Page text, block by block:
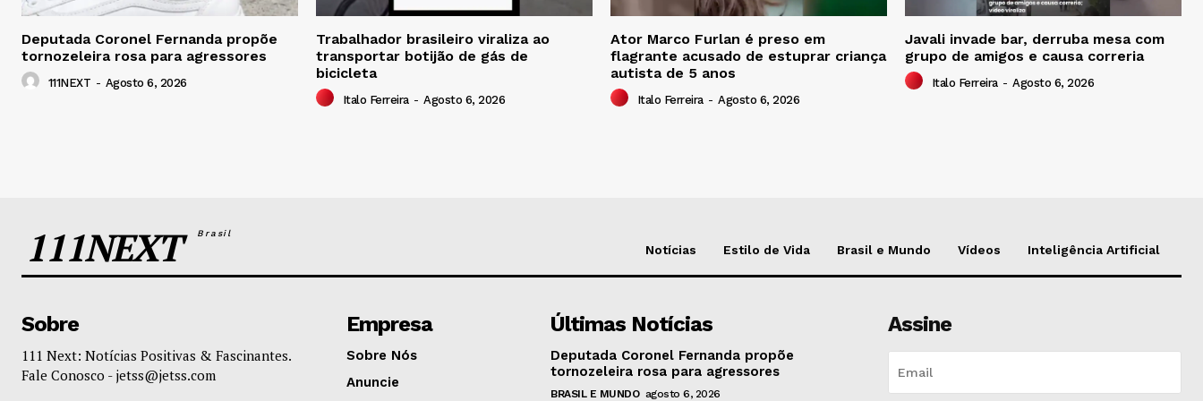
Deputada Coronel Fernanda propõe
tornozeleira rosa para agressores
111NEXT - Agosto 6, 2026
Trabalhador brasileiro viraliza ao
transportar botijão de gás de
bicicleta
Italo Ferreira - Agosto 6, 2026
Ator Marco Furlan é preso em
flagrante acusado de estuprar criança
autista de 5 anos
Italo Ferreira - Agosto 6, 2026
Javali invade bar, derruba mesa com
grupo de amigos e causa correria
Italo Ferreira - Agosto 6, 2026
111NEXTBrasil
Notícias Estilo de Vida Brasil e Mundo Vídeos Inteligência Artificial
Sobre
111 Next: Notícias Positivas & Fascinantes.
Fale Conosco - jetss@jetss.com
Empresa
Sobre Nós
Anuncie
Últimas Notícias
Deputada Coronel Fernanda propõe
tornozeleira rosa para agressores
BRASIL E MUNDO agosto 6, 2026
Assine